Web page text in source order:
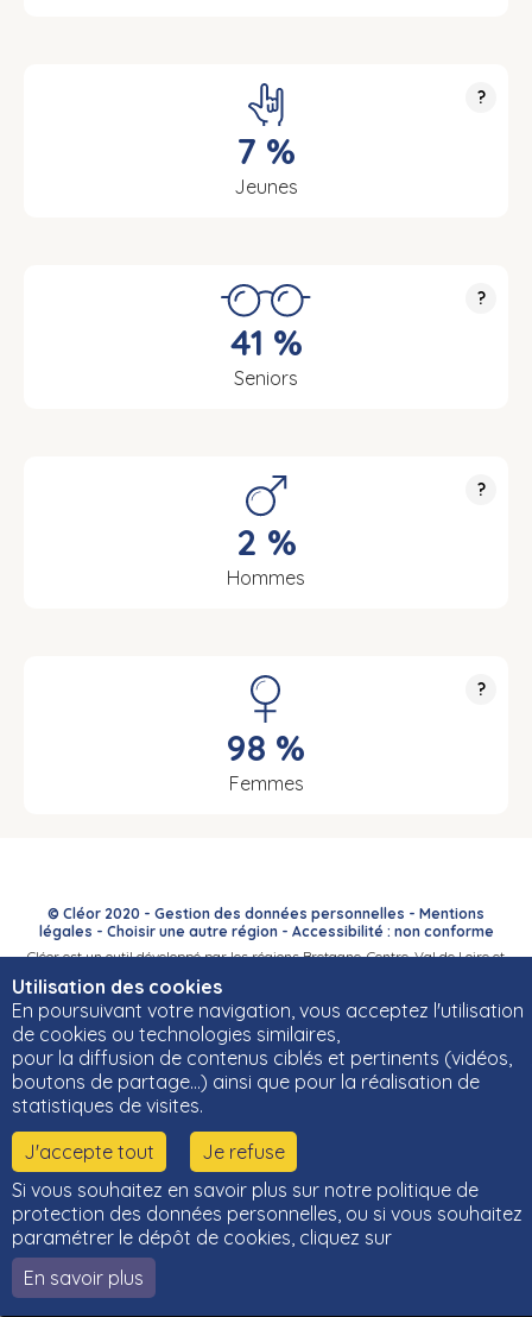
Utilisation des cookies
En poursuivant votre navigation, vous acceptez l'utilisation
de cookies ou technologies similaires,
pour la diffusion de contenus ciblés et pertinents (vidéos,
boutons de partage…) ainsi que pour la réalisation de
statistiques de visites.
J'accepte tout
Je refuse
Si vous souhaitez en savoir plus sur notre politique de
protection des données personnelles, ou si vous souhaitez
paramétrer le dépôt de cookies, cliquez sur
En savoir plus
?
7 %
Jeunes
?
41 %
Seniors
?
2 %
Hommes
?
98 %
Femmes
© Cléor 2020 - Gestion des données personnelles - Mentions
légales - Choisir une autre région- Accessibilité : non conforme
Cléor est un outil développé par les régions Bretagne, Centre-Val de Loire et